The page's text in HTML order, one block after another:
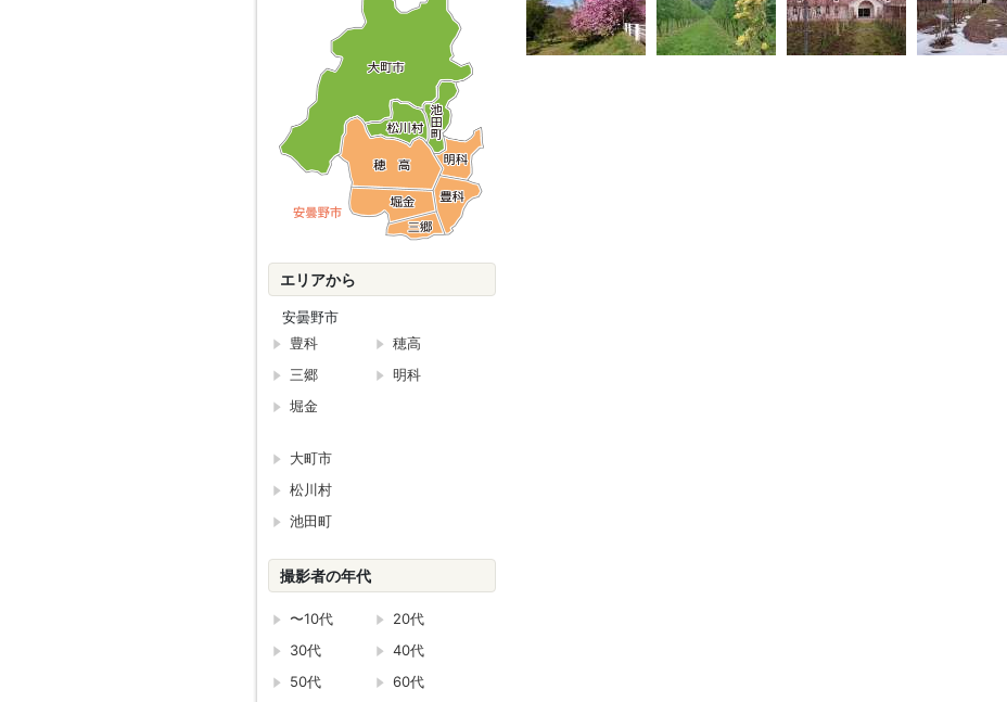
エリアから
安曇野市
豊科
穂高
三郷
明科
堀金
大町市
松川村
池田町
撮影者の年代
〜10代
20代
30代
40代
50代
60代